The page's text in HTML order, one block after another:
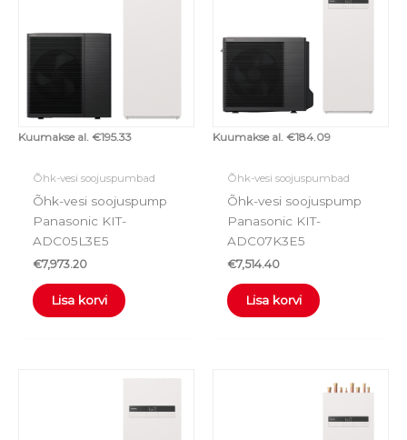
Kuumakse al. €195.33
Õhk-vesi soojuspumbad
Õhk-vesi soojuspump
Panasonic KIT-
ADC05L3E5
€7,973.20
Lisa korvi
Kuumakse al. €184.09
Õhk-vesi soojuspumbad
Õhk-vesi soojuspump
Panasonic KIT-
ADC07K3E5
€7,514.40
Lisa korvi